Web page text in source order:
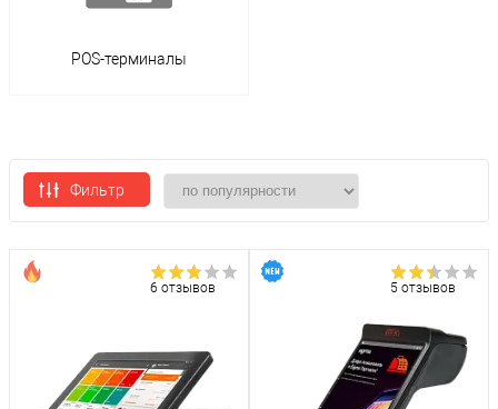
POS-терминалы
Фильтр
6 отзывов 5 отзывов